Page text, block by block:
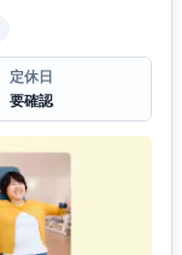
定休日
要確認